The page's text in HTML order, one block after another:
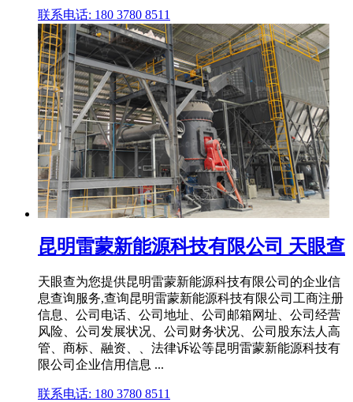
联系电话: 180 3780 8511
昆明雷蒙新能源科技有限公司 天眼查
天眼查为您提供昆明雷蒙新能源科技有限公司的企业信
息查询服务,查询昆明雷蒙新能源科技有限公司工商注册
信息、公司电话、公司地址、公司邮箱网址、公司经营
风险、公司发展状况、公司财务状况、公司股东法人高
管、商标、融资、、法律诉讼等昆明雷蒙新能源科技有
限公司企业信用信息 ...
联系电话: 180 3780 8511